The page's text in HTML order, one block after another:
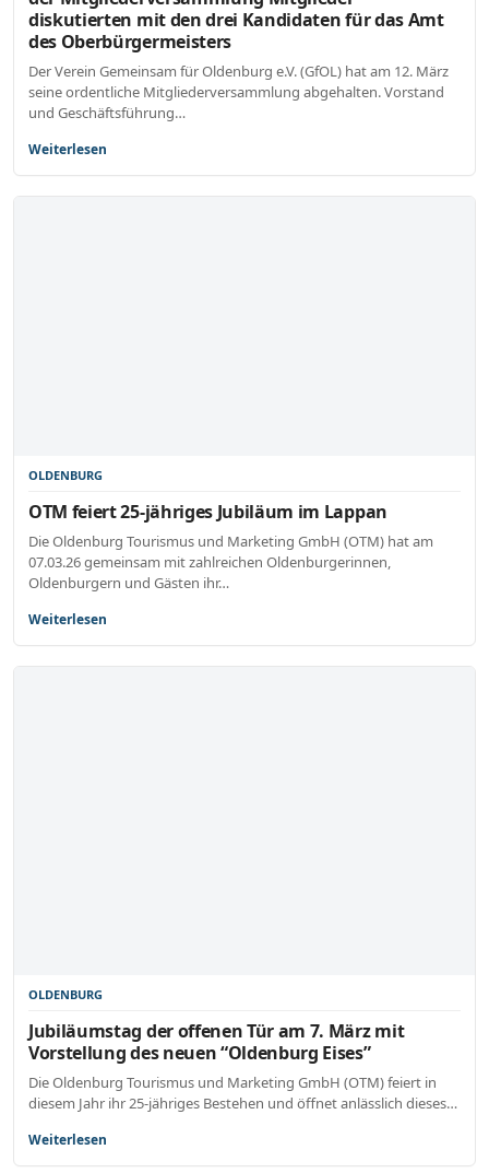
diskutierten mit den drei Kandidaten für das Amt
des Oberbürgermeisters
Der Verein Gemeinsam für Oldenburg e.V. (GfOL) hat am 12. März
seine ordentliche Mitgliederversammlung abgehalten. Vorstand
und Geschäftsführung…
Weiterlesen
OLDENBURG
OTM feiert 25-jähriges Jubiläum im Lappan
Die Oldenburg Tourismus und Marketing GmbH (OTM) hat am
07.03.26 gemeinsam mit zahlreichen Oldenburgerinnen,
Oldenburgern und Gästen ihr…
Weiterlesen
OLDENBURG
Jubiläumstag der offenen Tür am 7. März mit
Vorstellung des neuen “Oldenburg Eises”
Die Oldenburg Tourismus und Marketing GmbH (OTM) feiert in
diesem Jahr ihr 25-jähriges Bestehen und öffnet anlässlich dieses…
Weiterlesen